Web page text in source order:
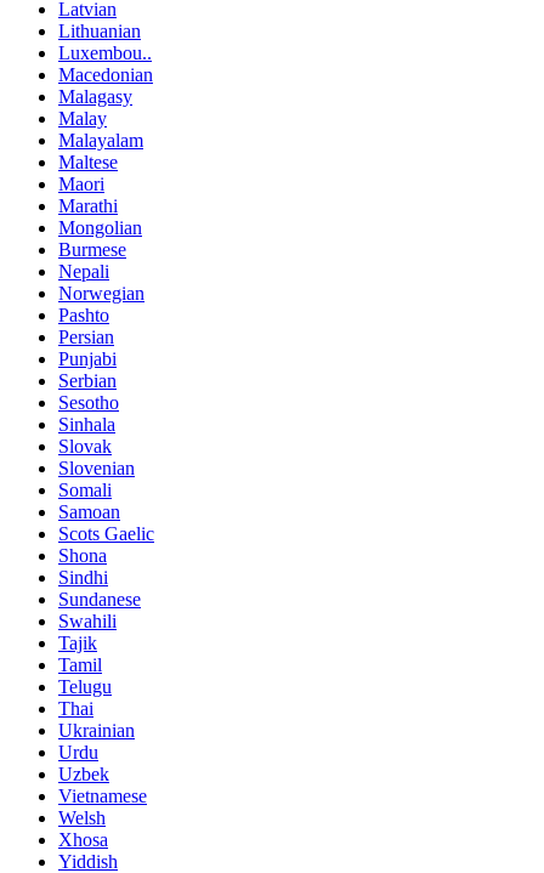
Latvian
Lithuanian
Luxembou..
Macedonian
Malagasy
Malay
Malayalam
Maltese
Maori
Marathi
Mongolian
Burmese
Nepali
Norwegian
Pashto
Persian
Punjabi
Serbian
Sesotho
Sinhala
Slovak
Slovenian
Somali
Samoan
Scots Gaelic
Shona
Sindhi
Sundanese
Swahili
Tajik
Tamil
Telugu
Thai
Ukrainian
Urdu
Uzbek
Vietnamese
Welsh
Xhosa
Yiddish